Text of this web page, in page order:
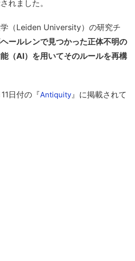
れました。
（Leiden University）の研究チ
ールレンで見つかった正体不明の
（AI）を用いてそのルールを再構
日付の『Antiquity 』に掲載されて